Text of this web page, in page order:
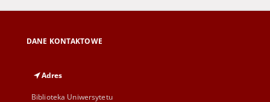
DANE KONTAKTOWE
Adres
Biblioteka Uniwersytetu